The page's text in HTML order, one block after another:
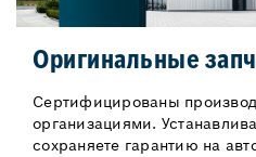
Оригинальные
Сертифицированы
организациями.
сохраняете гарантию на